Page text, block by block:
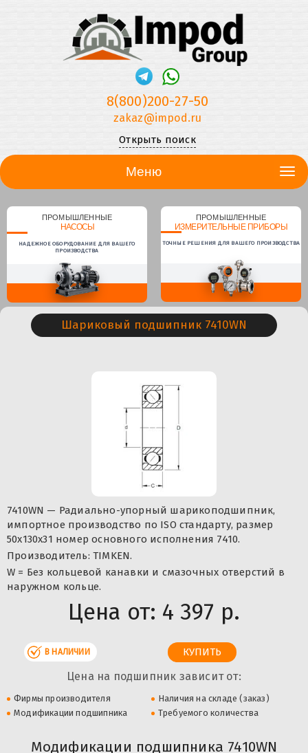
8(800)200-27-50
zakaz@impod.ru
Открыть поиск
Меню
ПРОМЫШЛЕННЫЕ
НАСОСЫ
НАДЕЖНОЕ ОБОРУДОВАНИЕ ДЛЯ ВАШЕГО
ПРОИЗВОДСТВА
ПРОМЫШЛЕННЫЕ
ИЗМЕРИТЕЛЬНЫЕ ПРИБОРЫ
ТОЧНЫЕ РЕШЕНИЯ ДЛЯ ВАШЕГО ПРОИЗВОДСТВА
Шариковый подшипник 7410WN
7410WN — Радиально-упорный шарикоподшипник,
импортное производство по ISO стандарту, размер
50x130x31 номер основного исполнения 7410.
Производитель: TIMKEN.
W = Без кольцевой канавки и смазочных отверстий в
наружном кольце.
Цена от: 4 397 р.
В НАЛИЧИИ
Цена на подшипник зависит от:
Фирмы производителя
Наличия на складе (заказ)
Модификации подшипника
Требуемого количества
Модификации подшипника 7410WN